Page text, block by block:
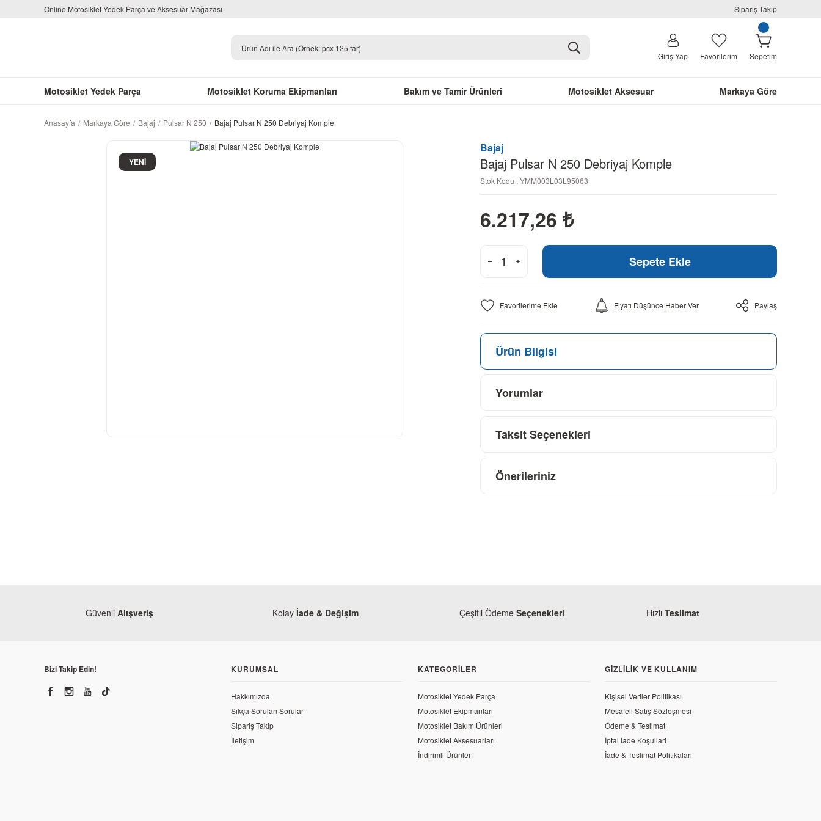
Online Motosiklet Yedek Parça ve Aksesuar Mağazası Sipariş Takip
Giriş Yap Favorilerim Sepetim
Motosiklet Yedek Parça Motosiklet Koruma Ekipmanları Bakım ve Tamir Ürünleri Motosiklet Aksesuar Markaya Göre
Anasayfa Markaya Göre Bajaj Pulsar N 250 Bajaj Pulsar N 250 Debriyaj Komple
YENİ
Bajaj
Bajaj Pulsar N 250 Debriyaj Komple
Stok Kodu : YMM003L03L95063
6.217,26 ₺
Sepete Ekle
Fiyatı Düşünce Haber Ver Paylaş
Ürün Bilgisi
Yorumlar
Taksit Seçenekleri
Önerileriniz
Güvenli Alışveriş Kolay İade & Değişim Çeşitli Ödeme Seçenekleri Hızlı Teslimat
Bizi Takip Edin! KURUMSAL
Hakkımızda
Sıkça Sorulan Sorular
Sipariş Takip
İletişim
KATEGORILER
Motosiklet Yedek Parça
Motosiklet Ekipmanları
Motosiklet Bakım Ürünleri
Motosiklet Aksesuarları
İndirimli Ürünler
GIZLILIK VE KULLANIM
Kişisel Veriler Politikası
Mesafeli Satış Sözleşmesi
Ödeme & Teslimat
İptal İade Koşullari
İade & Teslimat Politikaları